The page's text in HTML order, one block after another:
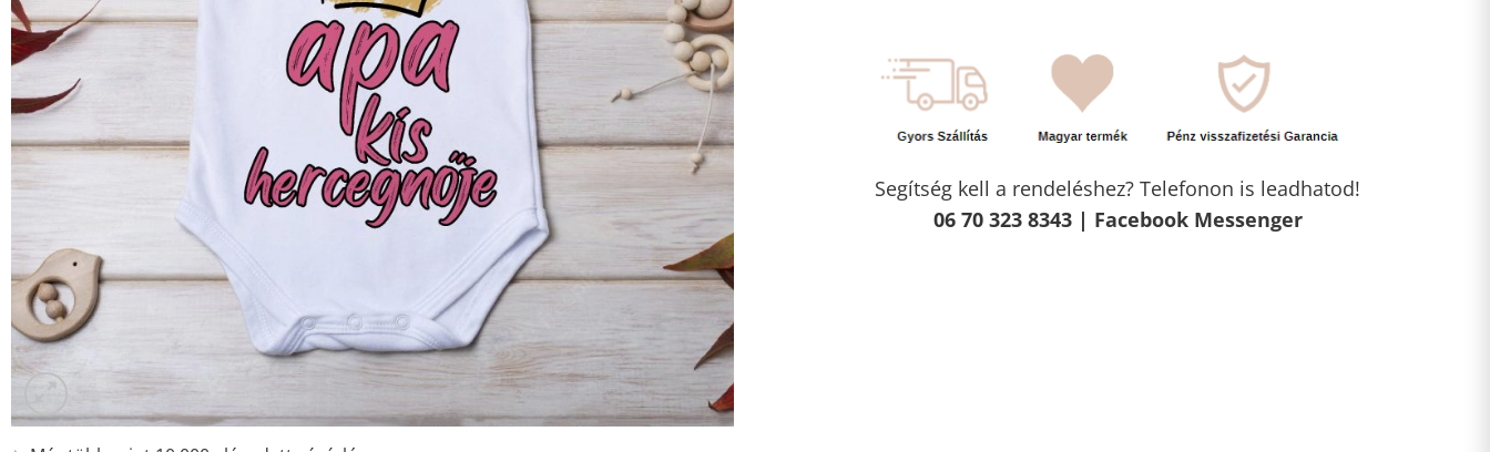
Segítség kell a rendeléshez? Telefonon is leadhatod!
06 70 323 8343 | Facebook Messenger